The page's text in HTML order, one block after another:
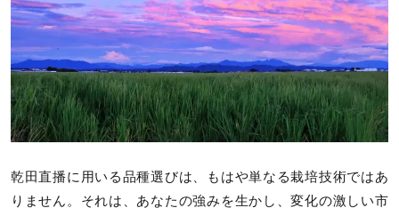
乾田直播に用いる品種選びは、もはや単なる栽培技術ではあ
りません。それは、あなたの強みを生かし、変化の激しい市